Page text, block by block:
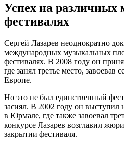
Успех на
фестивалях
Сергей Лазарев неоднократно
международных музыкальных
фестивалях. В 2008 году он
где занял третье место,
Европе.
Но это не был единственный
засиял. В 2002 году он выступил
в Юрмале, где также завоевал
конкурсе Лазарев возглавил
закрытии фестиваля.